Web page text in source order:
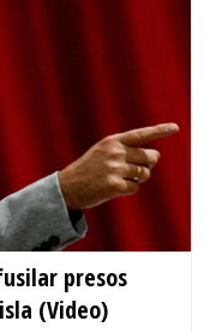
presos
(Video)